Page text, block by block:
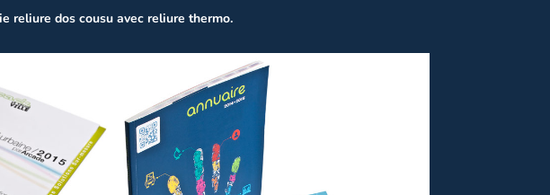
reliure dos cousu avec reliure thermo.